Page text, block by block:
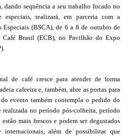
dando sequência a seu trabalho focado no
especiais, realizará, em parceria com a
Especiais (BSCA), de 6 a 8 de outubro de
Café Brasil (ECB), no Pavilhão do Expo
de café cresce para atender de forma
cafeeira e, também, abre as portas para
evento também contempla o pedido do
realizada no período pós-colheita, período
mais frescos e podem ser degustados
internacionais, além de possibilitar que